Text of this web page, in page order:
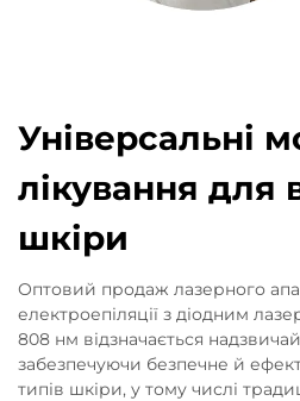
Універсальні
лікування для
шкіри
Оптовий продаж лазерного
електроепіляції з діодним
808 нм відзначається
забезпечуючи безпечне й
типів шкіри, у тому числі